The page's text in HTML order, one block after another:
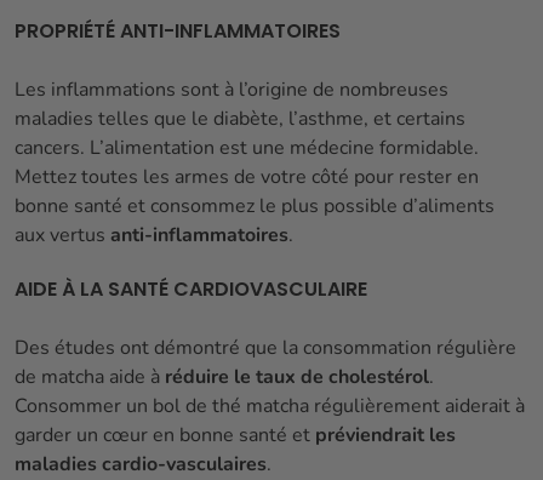
PROPRIÉTÉ ANTI-INFLAMMATOIRES
Les inflammations sont à l’origine de nombreuses
maladies telles que le diabète, l’asthme, et certains
cancers. L’alimentation est une médecine formidable.
Mettez toutes les armes de votre côté pour rester en
bonne santé et consommez le plus possible d’aliments
aux vertus anti-inflammatoires.
AIDE À LA SANTÉ CARDIOVASCULAIRE
Des études ont démontré que la consommation régulière
de matcha aide à réduire le taux de cholestérol.
Consommer un bol de thé matcha régulièrement aiderait à
garder un cœur en bonne santé et préviendrait les
maladies cardio-vasculaires.